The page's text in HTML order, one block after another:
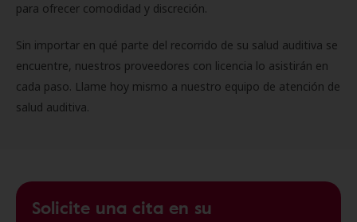
para ofrecer comodidad y discreción.
Sin importar en qué parte del recorrido de su salud auditiva se
encuentre, nuestros proveedores con licencia lo asistirán en
cada paso. Llame hoy mismo a nuestro equipo de atención de
salud auditiva.
Solicite una cita en su